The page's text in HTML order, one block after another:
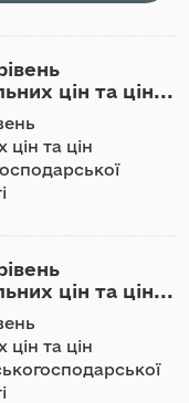
цін та цін...
та цін
цін та цін...
та цін